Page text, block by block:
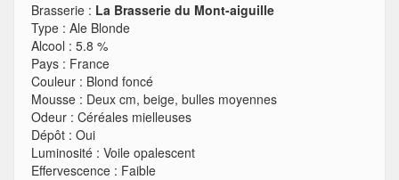
Brasserie : La Brasserie du Mont-aiguille
Type : Ale Blonde
Alcool : 5.8 %
Pays : France
Couleur : Blond foncé
Mousse : Deux cm, beige, bulles moyennes
Odeur : Céréales mielleuses
Dépôt : Oui
Luminosité : Voile opalescent
Effervescence : Faible